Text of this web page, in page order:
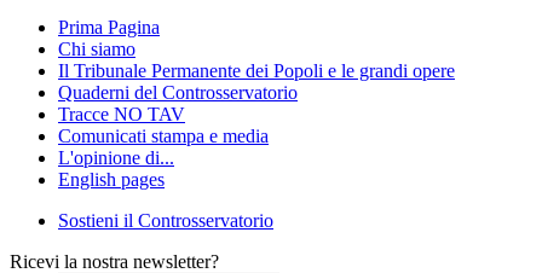
Prima Pagina
Chi siamo
Il Tribunale Permanente dei Popoli e le grandi opere
Quaderni del Controsservatorio
Tracce NO TAV
Comunicati stampa e media
L'opinione di...
English pages
Sostieni il Controsservatorio
Ricevi la nostra newsletter?